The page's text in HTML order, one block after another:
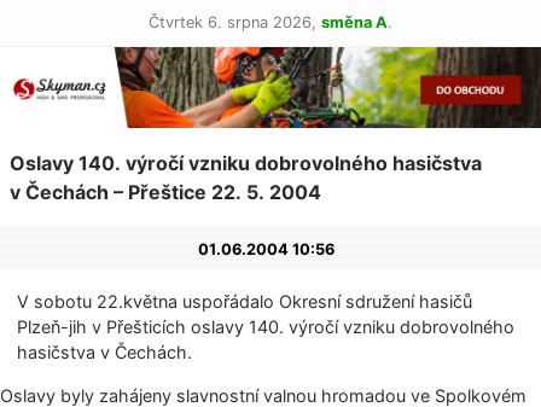
Čtvrtek 6. srpna 2026, směna A.
Oslavy 140. výročí vzniku dobrovolného hasičstva
v Čechách – Přeštice 22. 5. 2004
01.06.2004 10:56
V sobotu 22.května uspořádalo Okresní sdružení hasičů
Plzeň-jih v Přešticích oslavy 140. výročí vzniku dobrovolného
hasičstva v Čechách.
Oslavy byly zahájeny slavnostní valnou hromadou ve Spolkovém